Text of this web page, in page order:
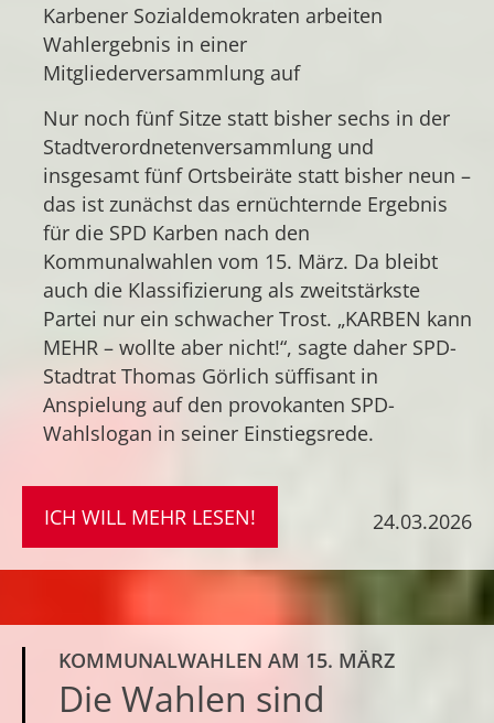
Karbener Sozialdemokraten arbeiten
Wahlergebnis in einer
Mitgliederversammlung auf
Nur noch fünf Sitze statt bisher sechs in der
Stadtverordnetenversammlung und
insgesamt fünf Ortsbeiräte statt bisher neun –
das ist zunächst das ernüchternde Ergebnis
für die SPD Karben nach den
Kommunalwahlen vom 15. März. Da bleibt
auch die Klassifizierung als zweitstärkste
Partei nur ein schwacher Trost. „KARBEN kann
MEHR – wollte aber nicht!“, sagte daher SPD-
Stadtrat Thomas Görlich süffisant in
Anspielung auf den provokanten SPD-
Wahlslogan in seiner Einstiegsrede.
24.03.2026
ICH WILL MEHR LESEN!
KOMMUNALWAHLEN AM 15. MÄRZ
Die Wahlen sind